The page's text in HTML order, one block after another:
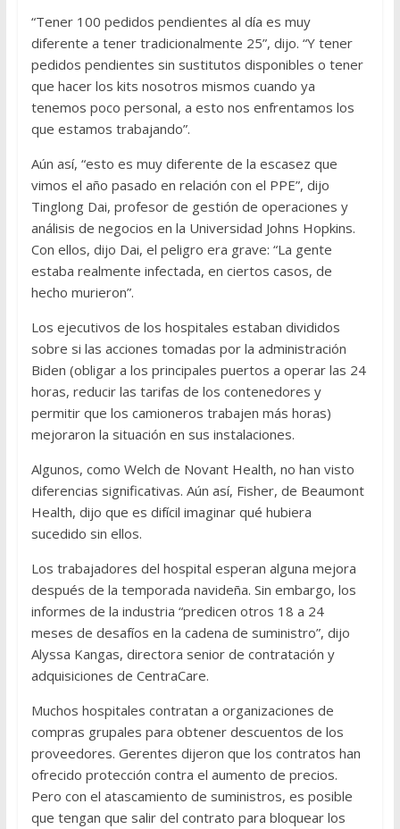
“Tener 100 pedidos pendientes al día es muy
diferente a tener tradicionalmente 25”, dijo. “Y tener
pedidos pendientes sin sustitutos disponibles o tener
que hacer los kits nosotros mismos cuando ya
tenemos poco personal, a esto nos enfrentamos los
que estamos trabajando”.
Aún así, “esto es muy diferente de la escasez que
vimos el año pasado en relación con el PPE”, dijo
Tinglong Dai, profesor de gestión de operaciones y
análisis de negocios en la Universidad Johns Hopkins.
Con ellos, dijo Dai, el peligro era grave: “La gente
estaba realmente infectada, en ciertos casos, de
hecho murieron”.
Los ejecutivos de los hospitales estaban divididos
sobre si las acciones tomadas por la administración
Biden (obligar a los principales puertos a operar las 24
horas, reducir las tarifas de los contenedores y
permitir que los camioneros trabajen más horas)
mejoraron la situación en sus instalaciones.
Algunos, como Welch de Novant Health, no han visto
diferencias significativas. Aún así, Fisher, de Beaumont
Health, dijo que es difícil imaginar qué hubiera
sucedido sin ellos.
Los trabajadores del hospital esperan alguna mejora
después de la temporada navideña. Sin embargo, los
informes de la industria “predicen otros 18 a 24
meses de desafíos en la cadena de suministro”, dijo
Alyssa Kangas, directora senior de contratación y
adquisiciones de CentraCare.
Muchos hospitales contratan a organizaciones de
compras grupales para obtener descuentos de los
proveedores. Gerentes dijeron que los contratos han
ofrecido protección contra el aumento de precios.
Pero con el atascamiento de suministros, es posible
que tengan que salir del contrato para bloquear los